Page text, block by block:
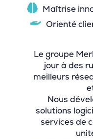
Maîtrise
Orienté
Le groupe
jour à des
meilleurs
Nous
solutions
services de